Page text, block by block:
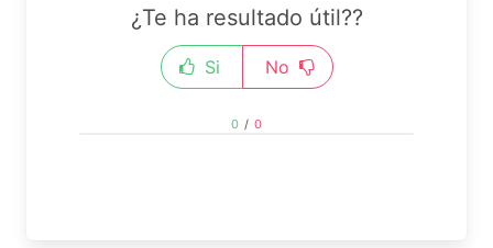
¿Te ha resultado útil??
Si No
0 / 0